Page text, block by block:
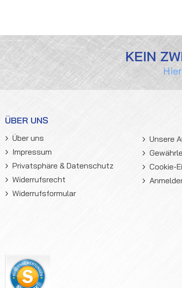
KEIN
ÜBER UNS
Über uns
Impressum
Privatsphäre & Datenschutz
Widerrufsrecht
Widerrufsformular
Unsere
Cookie-